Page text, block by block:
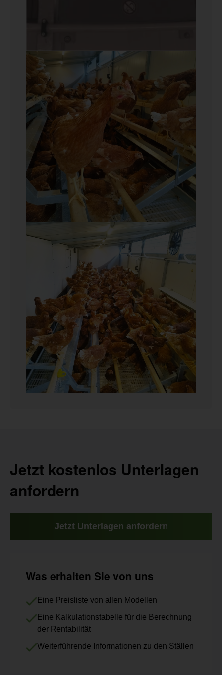
Jetzt kostenlos Unterlagen
anfordern
Jetzt Unterlagen anfordern
Was erhalten Sie von uns
Eine Preisliste von allen Modellen
Eine Kalkulationstabelle für die Berechnung
der Rentabilität
Weiterführende Informationen zu den Ställen